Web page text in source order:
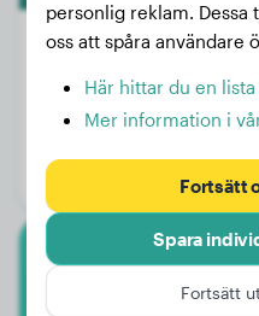
personlig reklam.
oss att spåra användare
Här hittar du en
Mer information i
Fortsätt
Spara
Fortsätt